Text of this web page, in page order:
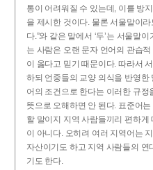
통이 어려워질 수 있는데, 이를 방
을 제시한 것이다. 물론 서울말이
다.”와 같은 말에서 ‘두’는 서울말
는 사람은 오랜 문자 언어의 관습적
이 옳다고 믿기 때문이다. 따라서
하되 언중들의 교양 의식을 반영한
어의 조건으로 한다는 이러한 규
뜻으로 오해하면 안 된다. 표준어
할 말이지 지역 사람들끼리 편하
이 아니다. 오히려 여러 지역어는
자산이기도 하고 지역 사람들의
기도 한다.